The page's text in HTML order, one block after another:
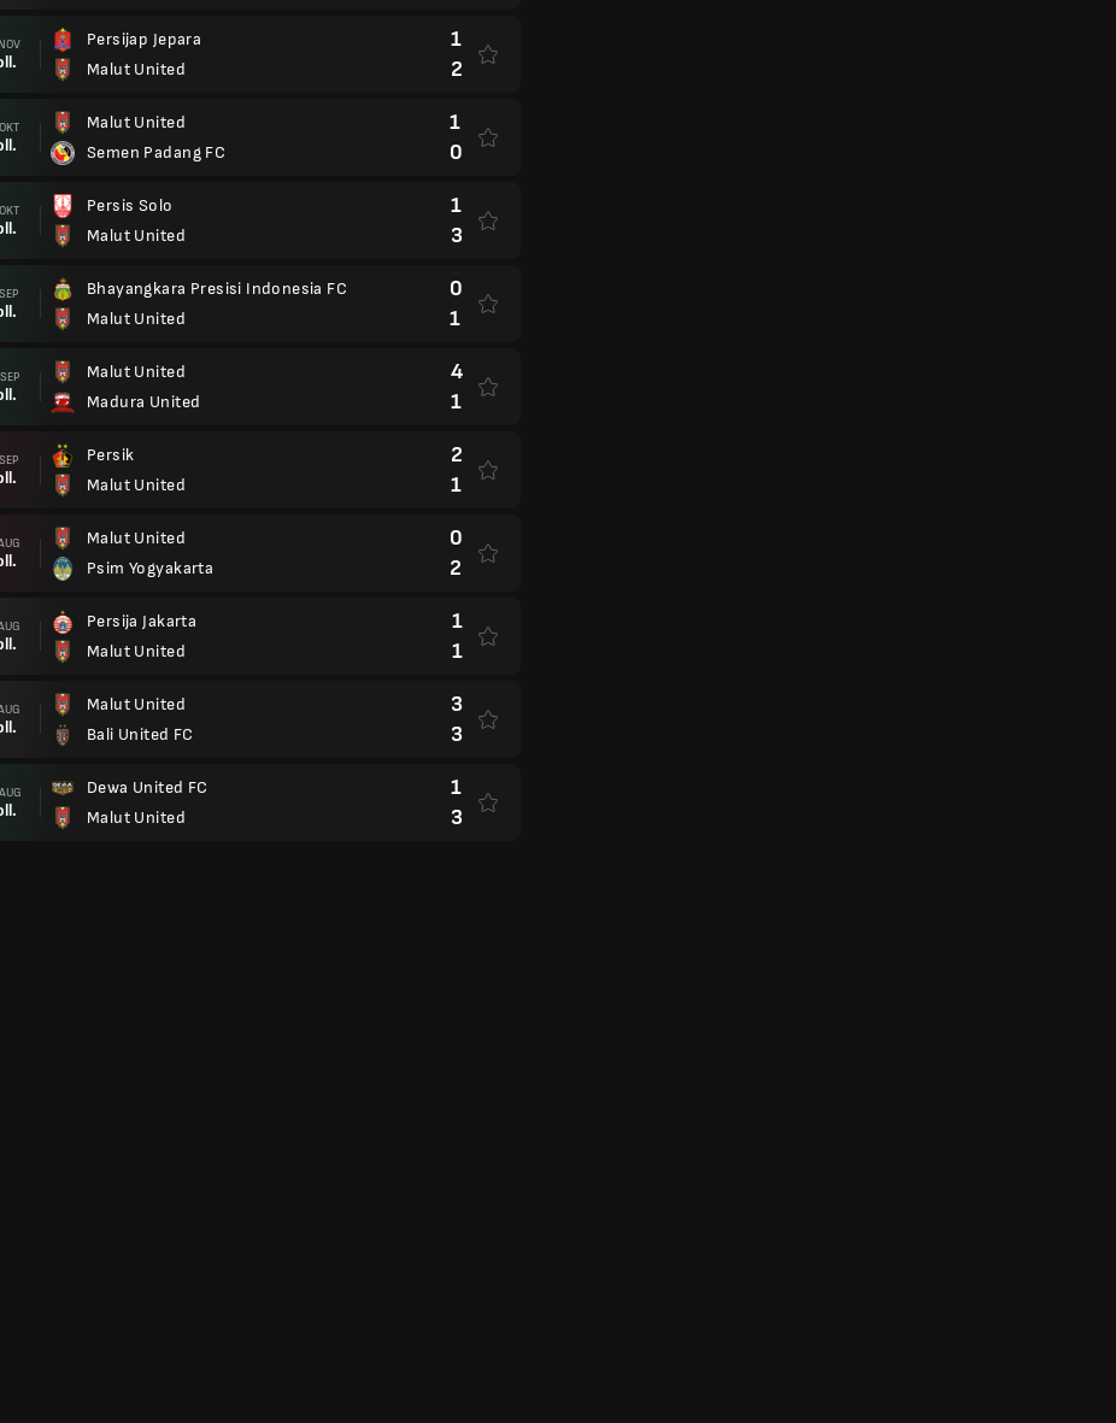
Persijap Jepara
Malut United
1
2
Malut United
Semen Padang FC
1
0
Persis Solo
Malut United
1
3
Bhayangkara Presisi Indonesia FC
Malut United
0
1
Malut United
Madura United
4
1
Persik
Malut United
2
1
Malut United
Psim Yogyakarta
0
2
Persija Jakarta
Malut United
1
1
Malut United
Bali United FC
3
3
Dewa United FC
Malut United
1
3